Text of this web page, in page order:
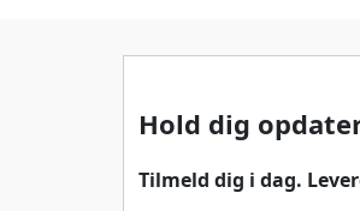
Hold dig
Tilmeld dig i dag.